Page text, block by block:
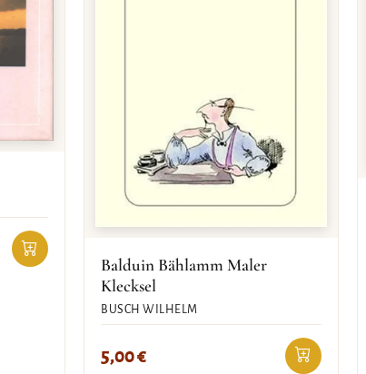
Balduin Bählamm Maler
Klecksel
BUSCH WILHELM
5,00€